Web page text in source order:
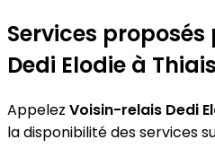
Services
Dedi Elodie à Thiais
Appelez Voisin-relais Dedi
la disponibilité des services